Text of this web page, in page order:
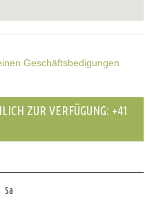
Geschäftsbedigungen
ZUR VERFÜGUNG: +41
Sa